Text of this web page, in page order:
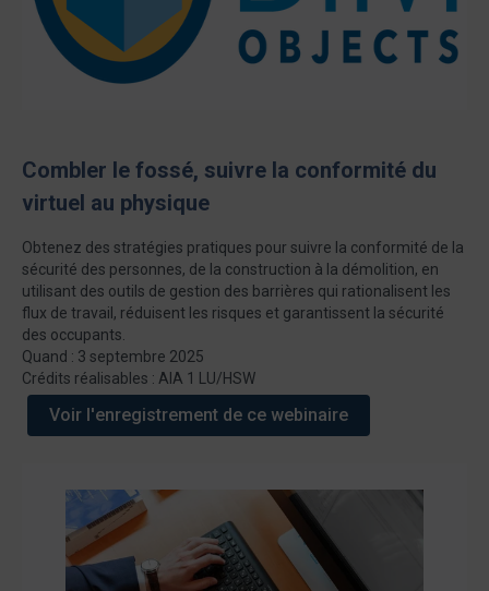
Combler le fossé, suivre la conformité du
virtuel au physique
Obtenez des stratégies pratiques pour suivre la conformité de la
sécurité des personnes, de la construction à la démolition, en
utilisant des outils de gestion des barrières qui rationalisent les
flux de travail, réduisent les risques et garantissent la sécurité
des occupants.
Quand : 3 septembre 2025
Crédits réalisables : AIA 1 LU/HSW
Voir l'enregistrement de ce webinaire